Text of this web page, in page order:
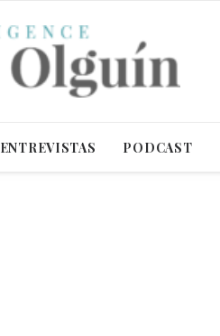
ENTREVISTAS PODCAST